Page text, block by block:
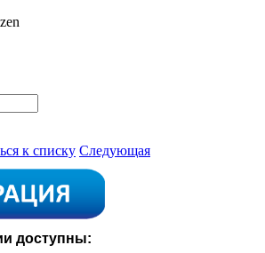
к списку Следующая
доступны: